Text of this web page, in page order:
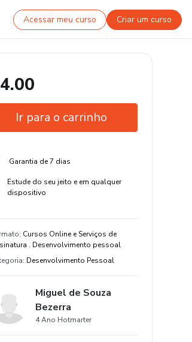
Acessar meu curso Criar um curso
Ir para o carrinho
Garantia de 7 dias
Estude do seu jeito e em qualquer
dispositivo
: Cursos Online e Serviços de
. Desenvolvimento pessoal
: Desenvolvimento Pessoal
Miguel de Souza
Bezerra
4 Ano Hotmarter